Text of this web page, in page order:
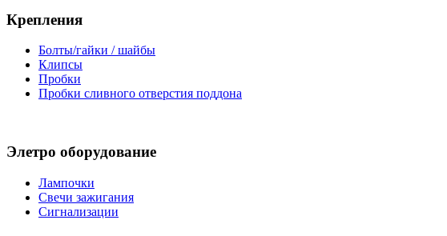
Крепления
Болты/гайки / шайбы
Клипсы
Пробки
Пробки сливного отверстия поддона
Элетро оборудование
Лампочки
Свечи зажигания
Сигнализации